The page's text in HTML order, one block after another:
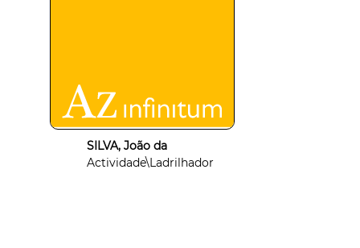
SILVA, João da
Actividade\Ladrilhador